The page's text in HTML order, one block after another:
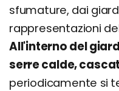
sfumature, dai
rappresentazioni
All'interno del
serre calde,
periodicamente si